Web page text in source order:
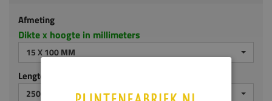
Afmeting
Dikte x hoogte in millimeters
15 X 100 MM
Lengte (mm)
2500